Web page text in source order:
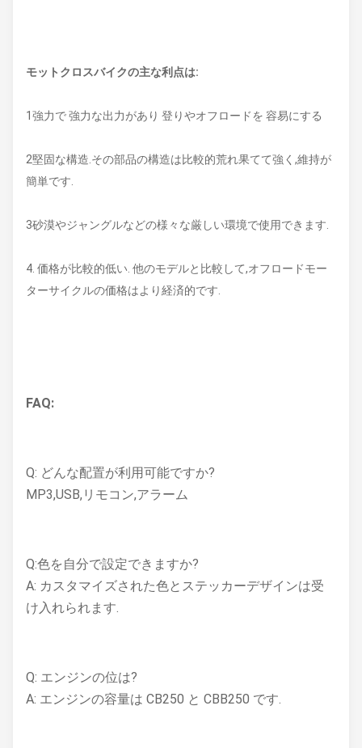
モットクロスバイクの主な利点は:
1強力で 強力な出力があり 登りやオフロードを 容易にする
2堅固な構造.その部品の構造は比較的荒れ果てて強く,維持が
簡単です.
3砂漠やジャングルなどの様々な厳しい環境で使用できます.
4. 価格が比較的低い. 他のモデルと比較して,オフロードモー
ターサイクルの価格はより経済的です.
FAQ:
Q: どんな配置が利用可能ですか?
MP3,USB,リモコン,アラーム
Q:色を自分で設定できますか?
A: カスタマイズされた色とステッカーデザインは受
け入れられます.
Q: エンジンの位は?
A: エンジンの容量は CB250 と CBB250 です.